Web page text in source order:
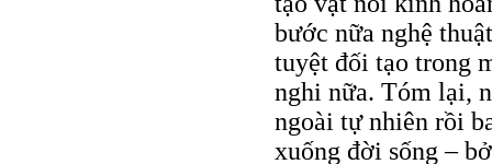
bước nữa nghệ
tuyệt đối tạo trong
nghi nữa. Tóm lại,
ngoài tự nhiên rồi
xuống đời sống –